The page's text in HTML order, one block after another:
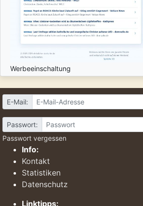
Werbeeinschaltung
E-Mail:
Passwort:
Passwort vergessen
Info:
Kontakt
Statistiken
Datenschutz
Linktipps: